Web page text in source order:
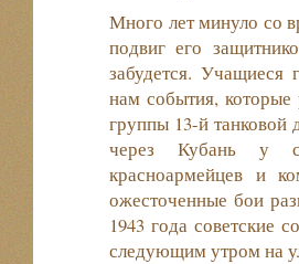
Много лет минуло со
подвиг его
забудется. Учащиеся
нам события, которые
группы 13-й танковой
через Кубань у
красноармейцев и
ожесточенные бои
1943 года советские
следующим утром на